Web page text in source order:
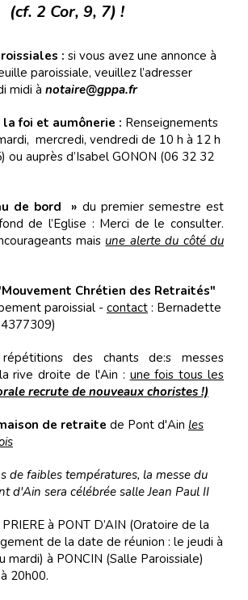
(cf. 2 Cor, 9, 7) !
: si vous avez une annonce à
paroissiale, veuillez l’adresser
midi à notaire@gppa.fr
foi et aumônerie : Renseignements
mercredi, vendredi de 10 h à 12 h
ou auprès d’Isabel GONON (06 32 32
de bord » du premier semestre est
de l’Eglise : Merci de le consulter.
mais une alerte du côté du
Chrétien des Retraités"
paroissial - contact : Bernadette
répétitions des chants de:s messes
rive droite de l'Ain : une fois tous les
recrute de nouveaux choristes !)
de retraite de Pont d'Ain les
de faibles températures, la messe du
d'Ain sera célébrée salle Jean Paul II
à PONT D’AIN (Oratoire de la
de la date de réunion : le jeudi à
mardi) à PONCIN (Salle Paroissiale)
20h00.